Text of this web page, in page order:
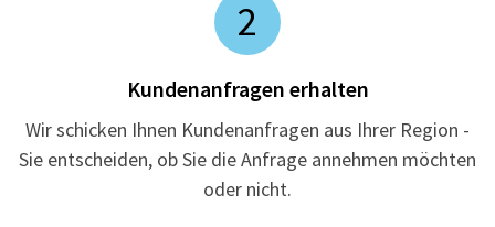
2
Kundenanfragen erhalten
Wir schicken Ihnen Kundenanfragen aus Ihrer Region -
Sie entscheiden, ob Sie die Anfrage annehmen möchten
oder nicht.